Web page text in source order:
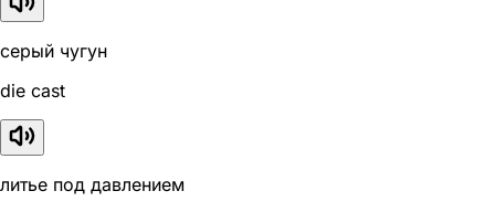
серый чугун
die cast
литье под давлением